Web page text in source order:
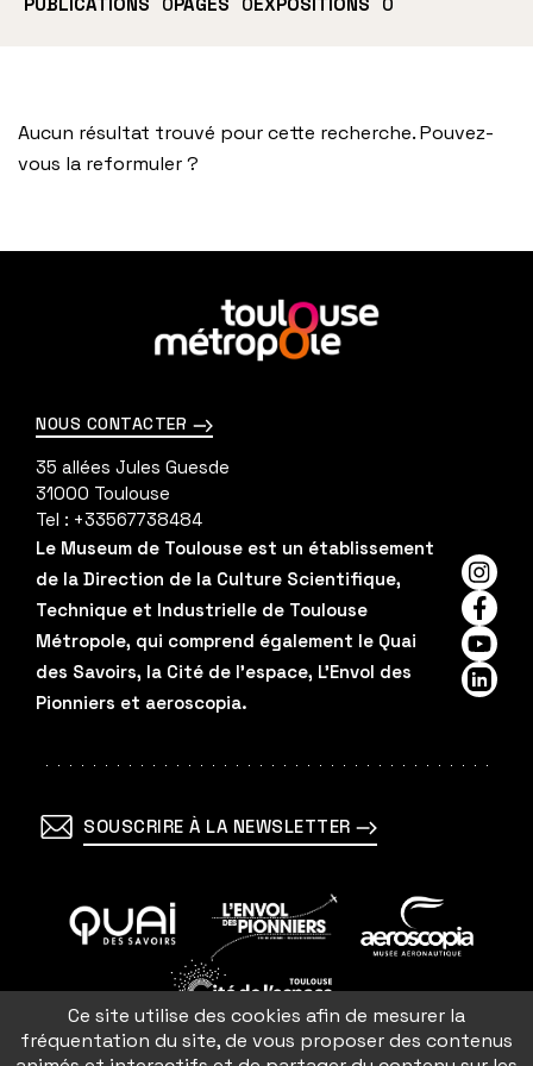
Ce site utilise des cookies afin de mesurer la
fréquentation du site, de vous proposer des contenus
Aucun résultat trouvé pour cette recherche. Pouvez-
vous la reformuler ?
En
savoir
plus
NOUS CONTACTER
35 allées Jules Guesde
31000 Toulouse
Tel : +33567738484
Le Museum de Toulouse est un établissement
de la Direction de la Culture Scientifique,
Technique et Industrielle de Toulouse
Métropole, qui comprend également le Quai
des Savoirs, la Cité de l'espace, L'Envol des
Pionniers et aeroscopia.
SOUSCRIRE À LA NEWSLETTER
savoir
plus
En
savoir
plus
savoir
plus
En